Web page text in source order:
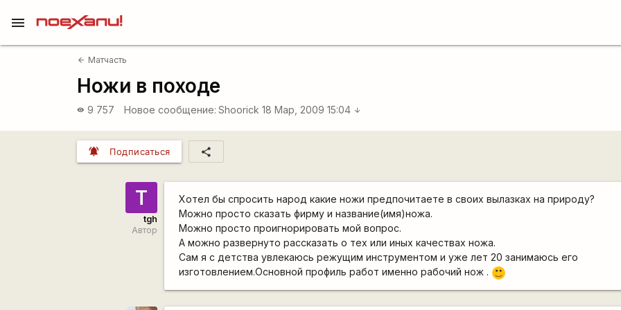
menu
arrow_back Матчасть
Ножи в походе
visibility 9 757 Новое сообщение: Shoorick 18 Мар, 2009 15:04 arrow_downward
notifications_active Подписаться share
T
tgh
Автор
Хотел бы спросить народ какие ножи предпочитаете в своих вылазках на природу?
Можно просто сказать фирму и название(имя)ножа.
Можно просто проигнорировать мой вопрос.
А можно развернуто рассказать о тех или иных качествах ножа.
Сам я с детства увлекаюсь режущим инструментом и уже лет 20 занимаюсь его
изготовлением.Основной профиль работ именно рабочий нож .
:)